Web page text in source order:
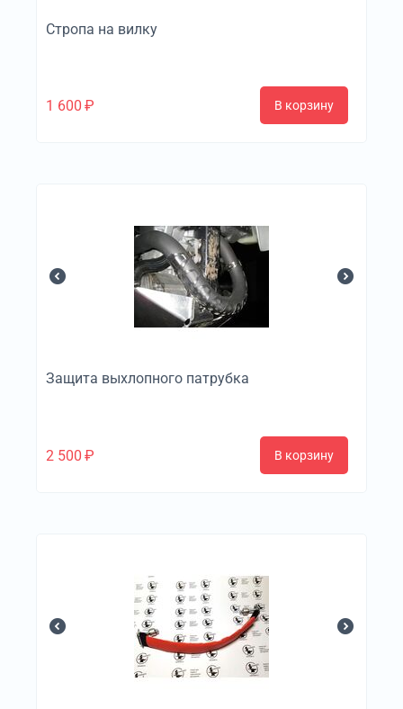
Стропа на вилку
1 600 ₽ В корзину
Защита выхлопного патрубка
2 500 ₽ В корзину